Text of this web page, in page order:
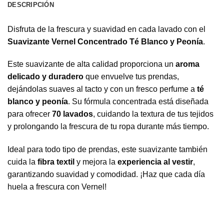
DESCRIPCIÓN
Disfruta de la frescura y suavidad en cada lavado con el
Suavizante Vernel Concentrado Té Blanco y Peonía.
Este suavizante de alta calidad proporciona un aroma
delicado y duradero que envuelve tus prendas,
dejándolas suaves al tacto y con un fresco perfume a té
blanco y peonía. Su fórmula concentrada está diseñada
para ofrecer 70 lavados, cuidando la textura de tus tejidos
y prolongando la frescura de tu ropa durante más tiempo.
Ideal para todo tipo de prendas, este suavizante también
cuida la fibra textil y mejora la experiencia al vestir,
garantizando suavidad y comodidad. ¡Haz que cada día
huela a frescura con Vernel!